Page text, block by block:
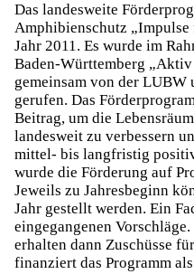
Das landesweite
Amphibienschutz
Jahr 2011. Es wurde im
Baden-Württemberg
gemeinsam von der LUBW
gerufen. Das
Beitrag, um die
landesweit zu verbessern
mittel- bis langfristig
wurde die Förderung auf
Jeweils zu Jahresbeginn
Jahr gestellt werden. Ein
eingegangenen
erhalten dann Zuschüsse
finanziert das Programm